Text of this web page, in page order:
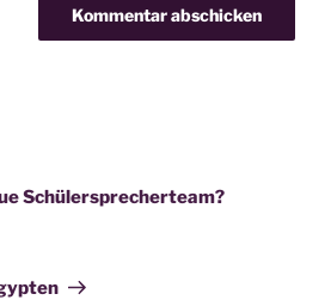
Schülersprecherteam?